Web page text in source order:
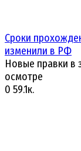
Сроки
изменили в РФ
Новые правки
осмотре
0 59.1к.